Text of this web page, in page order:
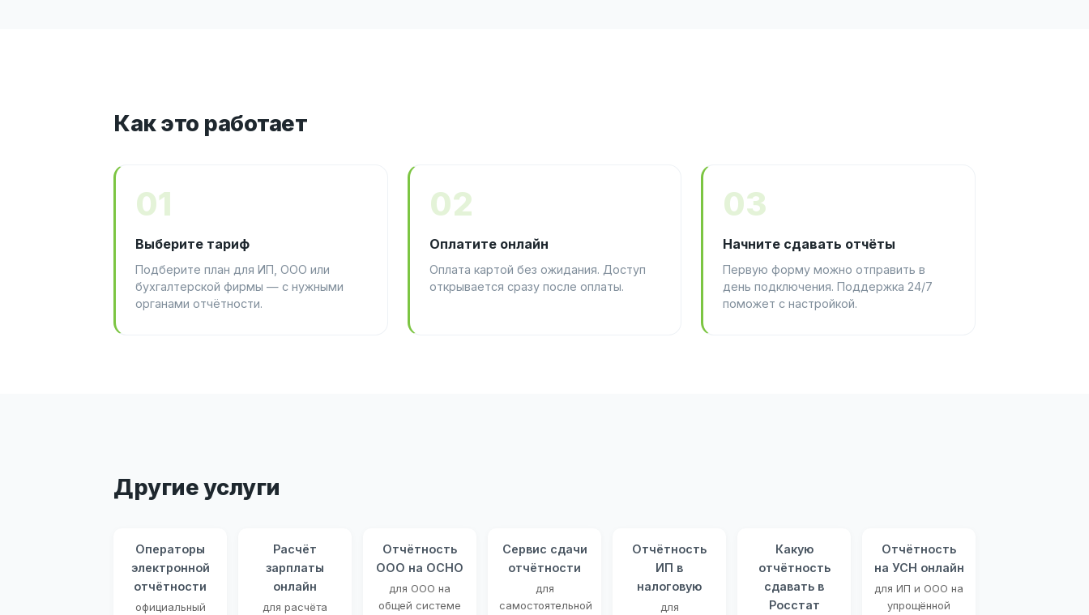
Как это работает
01
Выберите тариф
Подберите план для ИП, ООО или
бухгалтерской фирмы — с нужными
органами отчётности.
02
Оплатите онлайн
Оплата картой без ожидания. Доступ
открывается сразу после оплаты.
03
Начните сдавать отчёты
Первую форму можно отправить в
день подключения. Поддержка 24/7
поможет с настройкой.
Другие услуги
Операторы
электронной
отчётности
официальный
Расчёт
зарплаты
онлайн
для расчёта
Отчётность
ООО на ОСНО
для ООО на
общей системе
Сервис сдачи
отчётности
для
самостоятельной
Отчётность
ИП в
налоговую
для
Какую
отчётность
сдавать в
Росстат
Отчётность
на УСН онлайн
для ИП и ООО на
упрощённой